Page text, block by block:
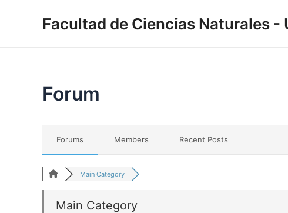
Facultad de Ciencias Naturales -
Forum
Forums Members Recent Posts
Main Category
Main Category